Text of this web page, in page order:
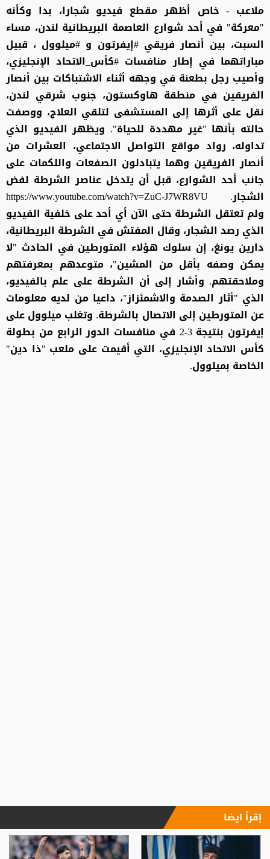
ملاعب - خاص أظهر مقطع فيديو شجارا، بدا وكأنه
"معركة" في أحد شوارع العاصمة البريطانية لندن، مساء
السبت، بين أنصار فريقي #إيفرتون و #ميلوول ، قبيل
مباراتهما في إطار منافسات #كأس_الاتحاد الإنجليزي،
وأصيب رجل بطعنة في وجهه أثناء الاشتباكات بين أنصار
الفريقين في منطقة هاوكستون، جنوب شرقي لندن،
نقل على أثرها إلى المستشفى لتلقي العلاج، ووصفت
حالته بأنها "غير مهددة للحياة". ويظهر الفيديو الذي
تداوله، رواد مواقع التواصل الاجتماعي، العشرات من
أنصار الفريقين وهما يتبادلون الصفعات واللكمات على
جانب أحد الشوارع، قبل أن يتدخل عناصر الشرطة لفض
الشجار. https://www.youtube.com/watch?v=ZuC-J7WR8VU
ولم تعتقل الشرطة حتى الآن أي أحد على خلفية الفيديو
الذي رصد الشجار، وقال المفتش في الشرطة البريطانية،
دارين يونغ، إن سلوك هؤلاء المتورطين في الحادث "لا
يمكن وصفه بأقل من المشين"، متوعدهم بمعرفتهم
وملاحقتهم. وأشار إلى أن الشرطة على علم بالفيديو،
الذي "أثار الصدمة والاشمئزاز"، داعيا من لديه معلومات
عن المتورطين إلى الاتصال بالشرطة. وتغلب ميلوول على
إيفرتون بنتيجة 3-2 في منافسات الدور الرابع من بطولة
كأس الاتحاد الإنجليزي، التي أقيمت على ملعب "ذا دين"
الخاصة بميلوول.
إقرأ ايضا